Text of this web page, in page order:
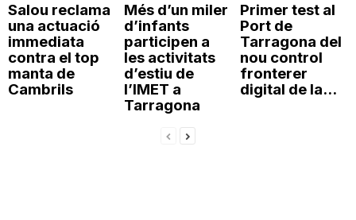
Salou reclama
una actuació
immediata
contra el top
manta de
Cambrils
Més d’un miler
d’infants
participen a
les activitats
d’estiu de
l’IMET a
Tarragona
Primer test al
Port de
Tarragona del
nou control
fronterer
digital de la...